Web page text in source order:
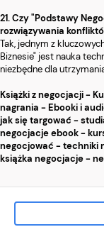
21. Czy "Podstawy
rozwiązywania
Tak, jednym z
Biznesie" jest nauka
niezbędne dla
Książki z negocjacji -
nagrania - Ebooki i
jak się targować -
negocjacje ebook -
negocjować - techniki
książka negocjacje -